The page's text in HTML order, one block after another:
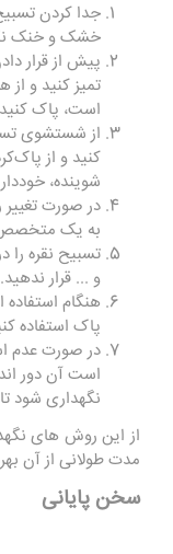
جدا کردن
خشک و خنک
پیش از قرار
تمیز کنید و
است، پاک کنید
از شستشوی
کنید و از
شوینده،
در صورت تغییر
به یک متخصص
تسبیح نقره را
و ... قرار ندهید.
هنگام
پاک استفاده
در صورت عدم
است آن دور
نگهداری شود
از این روش‌ های
مدت طولانی از آن
سخن پایانی